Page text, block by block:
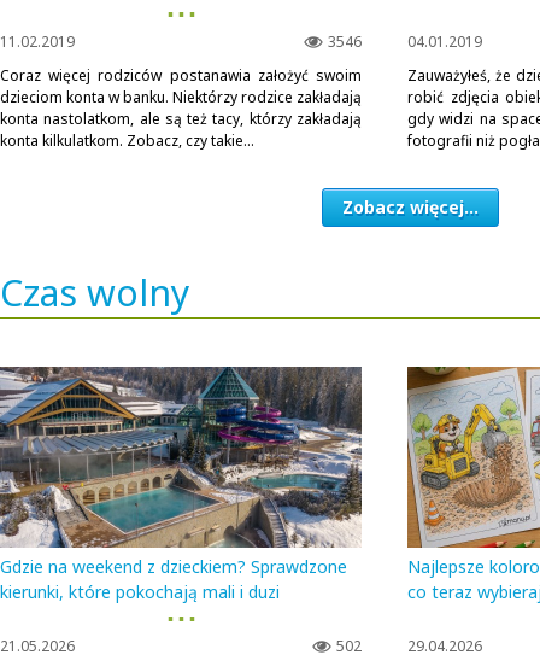
▪ ▪ ▪
3546
11.02.2019
Coraz więcej rodziców postanawia założyć swoim
dzieciom konta w banku. Niektórzy rodzice zakładają
konta nastolatkom, ale są też tacy, którzy zakładają
konta kilkulatkom. Zobacz, czy takie...
04.01.2019
Zauważyłeś, że
robić zdjęcia
gdy widzi na
fotografii niż
Zobacz więcej...
Czas wolny
Gdzie na weekend z dzieckiem? Sprawdzone
kierunki, które pokochają mali i duzi
▪ ▪ ▪
502
21.05.2026
Najlepsze
co teraz
29.04.2026